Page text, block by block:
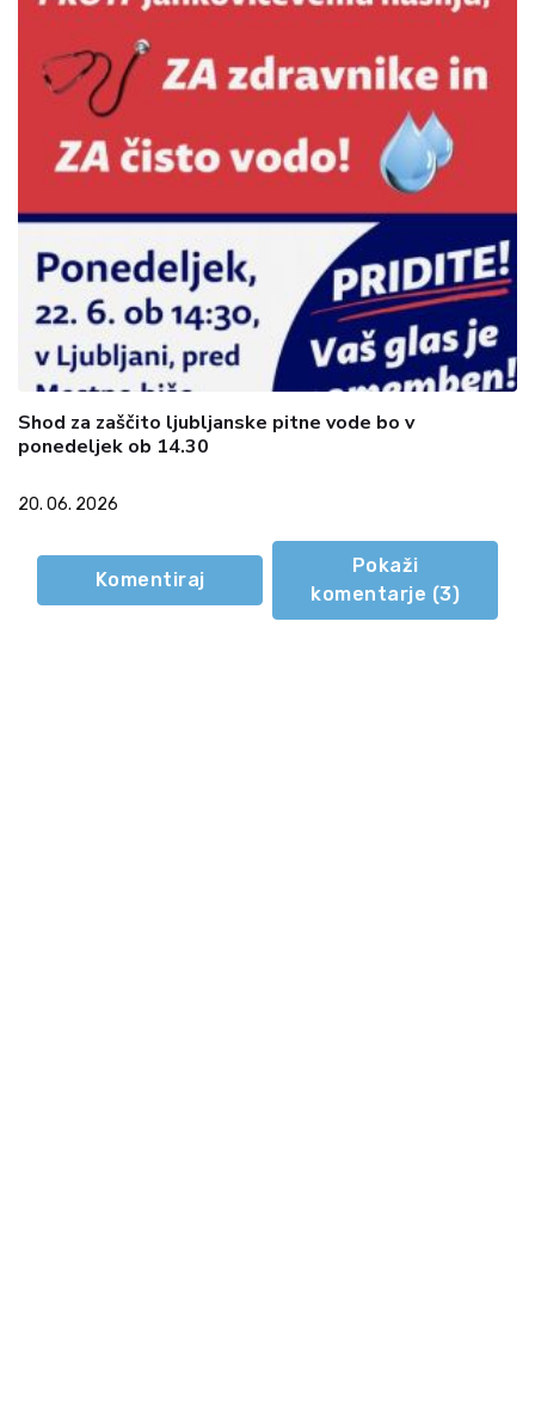
Shod za zaščito ljubljanske pitne vode bo v
ponedeljek ob 14.30
20. 06. 2026
Komentiraj
Pokaži
komentarje (3)